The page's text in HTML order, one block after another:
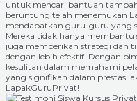
untuk mencari bantuan
beruntung telah menemukan
mendapatkan guru-guru yang
Mereka tidak hanya
juga memberikan strategi dan
dengan lebih efektif. Dengan
kesulitan dalam memahami
yang signifikan dalam prestasi
LapakGuruPrivat!